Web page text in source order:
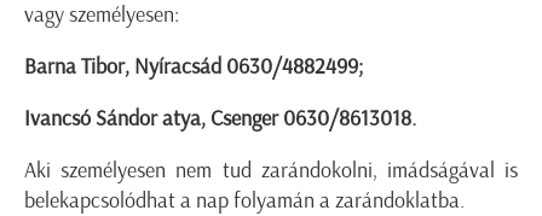
vagy személyesen:
Barna Tibor, Nyíracsád 0630/4882499;
Ivancsó Sándor atya, Csenger 0630/8613018.
Aki személyesen nem tud zarándokolni, imádságával is
belekapcsolódhat a nap folyamán a zarándoklatba.